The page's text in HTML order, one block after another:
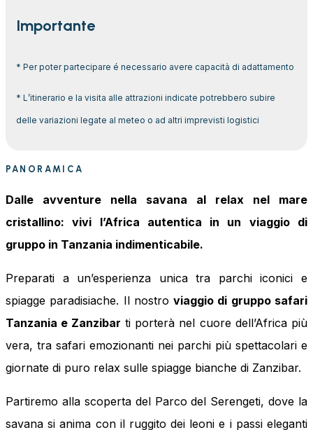
Importante
* Per poter partecipare é necessario avere capacità di adattamento
* L’itinerario e la visita alle attrazioni indicate potrebbero subire
delle variazioni legate al meteo o ad altri imprevisti logistici
PANORAMICA
Dalle avventure nella savana al relax nel mare
cristallino: vivi l’Africa autentica in un viaggio di
gruppo in Tanzania indimenticabile.
Preparati a un’esperienza unica tra parchi iconici e
spiagge paradisiache. Il nostro viaggio di gruppo safari
Tanzania e Zanzibar ti porterà nel cuore dell’Africa più
vera, tra safari emozionanti nei parchi più spettacolari e
giornate di puro relax sulle spiagge bianche di Zanzibar.
Partiremo alla scoperta del Parco del Serengeti, dove la
savana si anima con il ruggito dei leoni e i passi eleganti